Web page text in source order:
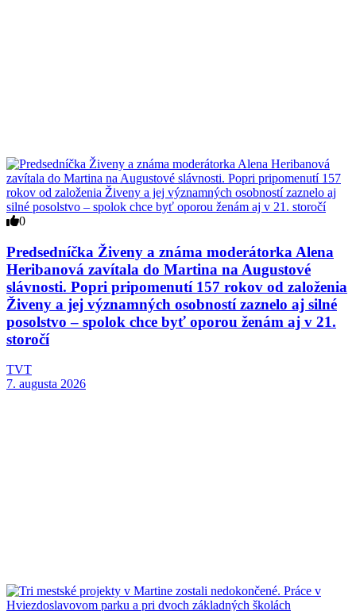
0
Predsedníčka Živeny a známa moderátorka Alena
Heribanová zavítala do Martina na Augustové
slávnosti. Popri pripomenutí 157 rokov od založenia
Živeny a jej významných osobností zaznelo aj silné
posolstvo – spolok chce byť oporou ženám aj v 21.
storočí
TVT
7. augusta 2026